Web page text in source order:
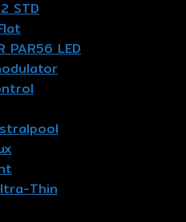
STD
PAR56 LED
Thin